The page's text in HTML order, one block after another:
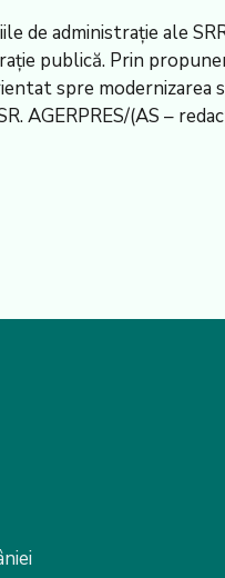
de administrație ale
publică. Prin
spre modernizarea
AGERPRES/(AS –